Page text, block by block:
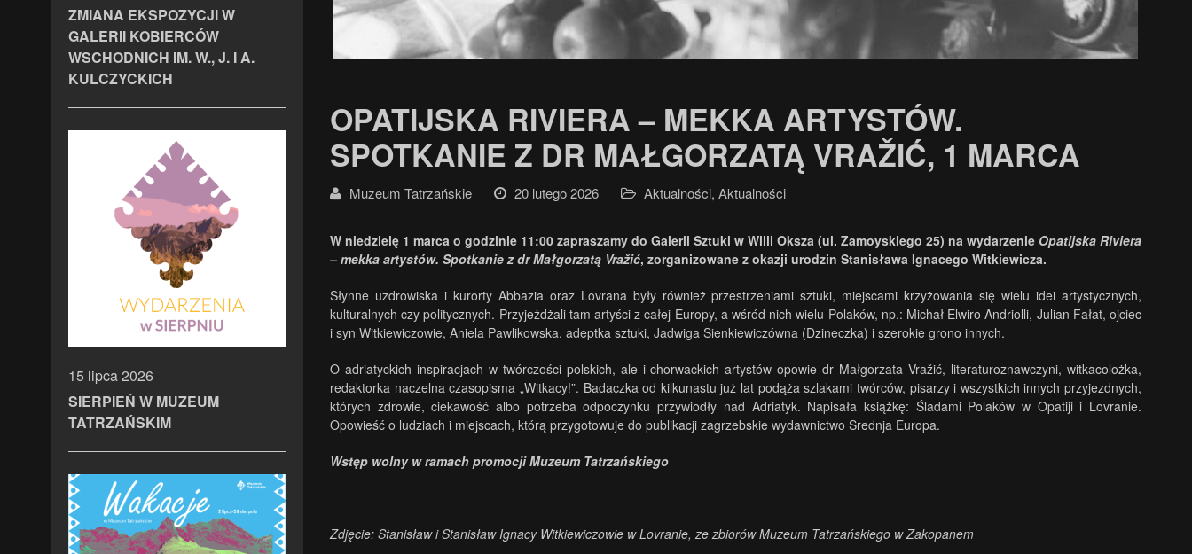
OPATIJSKA RIVIERA – MEKKA ARTYSTÓW.
SPOTKANIE Z DR MAŁGORZATĄ VRAŽIĆ, 1 MARCA
Muzeum Tatrzańskie 20 lutego 2026 Aktualności, Aktualności
W niedzielę 1 marca o godzinie 11:00 zapraszamy do Galerii Sztuki w Willi Oksza (ul. Zamoyskiego 25) na wydarzenie Opatijska Riviera
– mekka artystów. Spotkanie z drMałgorzatą Vražić, zorganizowane z okazji urodzin Stanisława Ignacego Witkiewicza.
Słynne uzdrowiska i kurorty Abbazia oraz Lovrana były również przestrzeniami sztuki, miejscami krzyżowania się wielu idei artystycznych,
kulturalnych czy politycznych. Przyjeżdżali tam artyści z całej Europy, a wśród nich wielu Polaków, np.: Michał Elwiro Andriolli, Julian Fałat, ojciec
i syn Witkiewiczowie, Aniela Pawlikowska, adeptka sztuki, Jadwiga Sienkiewiczówna (Dzineczka) i szerokie grono innych.
O adriatyckich inspiracjach w twórczości polskich, ale i chorwackich artystów opowie dr MałgorzataVražić, literaturoznawczyni,witkacolożka,
redaktorka naczelna czasopisma „Witkacy!”. Badaczka od kilkunastu już lat podąża szlakami twórców, pisarzy i wszystkich innych przyjezdnych,
których zdrowie, ciekawość albo potrzeba odpoczynku przywiodły nad Adriatyk. Napisała książkę: Śladami Polaków w Opatijii Lovranie.
Opowieść o ludziach i miejscach, którą przygotowuje do publikacji zagrzebskie wydawnictwo Srednja Europa.
Wstęp wolny w ramach promocji Muzeum Tatrzańskiego
Zdjęcie: Stanisław i Stanisław Ignacy Witkiewiczowie w Lovranie, ze zbiorów Muzeum Tatrzańskiego w Zakopanem
ZMIANA EKSPOZYCJI W
GALERII KOBIERCÓW
WSCHODNICH IM. W., J. I A.
KULCZYCKICH
15 lipca 2026
SIERPIEŃ W MUZEUM
TATRZAŃSKIM